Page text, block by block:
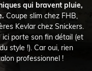
qui bravent pluie,
Coupe slim chez FHB,
Kevlar chez Snickers.
porte son fin détail (et
style !). Car oui, rien
professionnel !